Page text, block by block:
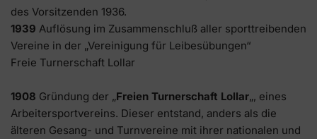
des Vorsitzenden 1936.
1939 Auflösung im Zusammenschluß aller sporttreibenden
Vereine in der „Vereinigung für Leibesübungen“
Freie Turnerschaft Lollar
1908 Gründung der „Freien Turnerschaft Lollar„, eines
Arbeitersportvereins. Dieser entstand, anders als die
älteren Gesang- und Turnvereine mit ihrer nationalen und